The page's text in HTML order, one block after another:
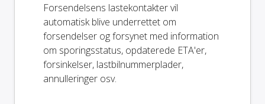
Forsendelsens lastekontakter vil
automatisk blive underrettet om
forsendelser og forsynet med information
om sporingsstatus, opdaterede ETA'er,
forsinkelser, lastbilnummerplader,
annulleringer osv.